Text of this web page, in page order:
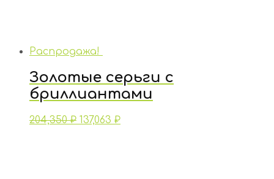
Распродажа!
Золотые серьги с
бриллиантами
204,350₽ 137,063 ₽